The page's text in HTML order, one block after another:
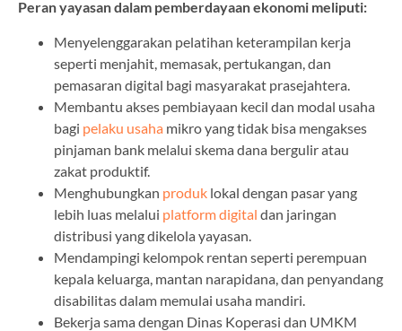
Peran yayasan dalam pemberdayaan ekonomi meliputi:
Menyelenggarakan pelatihan keterampilan kerja
seperti menjahit, memasak, pertukangan, dan
pemasaran digital bagi masyarakat prasejahtera.
Membantu akses pembiayaan kecil dan modal usaha
bagi pelaku usaha mikro yang tidak bisa mengakses
pinjaman bank melalui skema dana bergulir atau
zakat produktif.
Menghubungkan produk lokal dengan pasar yang
lebih luas melalui platform digital dan jaringan
distribusi yang dikelola yayasan.
Mendampingi kelompok rentan seperti perempuan
kepala keluarga, mantan narapidana, dan penyandang
disabilitas dalam memulai usaha mandiri.
Bekerja sama dengan Dinas Koperasi dan UMKM